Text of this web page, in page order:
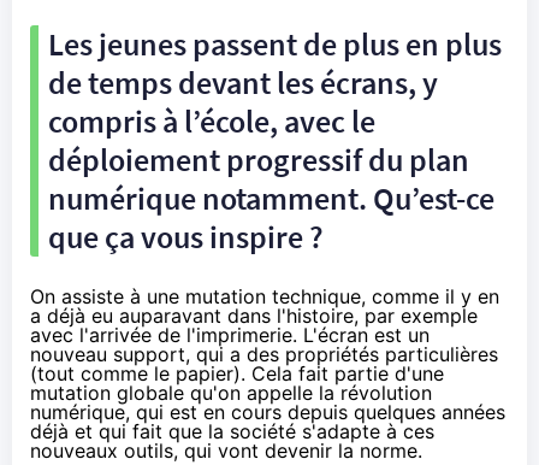
Les jeunes passent de plus en plus
de temps devant les écrans, y
compris à l’école, avec le
déploiement progressif du plan
numérique notamment. Qu’est-ce
que ça vous inspire ?
On assiste à une mutation technique, comme il y en
a déjà eu auparavant dans l'histoire, par exemple
avec l'arrivée de l'imprimerie. L'écran est un
nouveau support, qui a des propriétés particulières
(tout comme le papier). Cela fait partie d'une
mutation globale qu'on appelle la révolution
numérique, qui est en cours depuis quelques années
déjà et qui fait que la société s'adapte à ces
nouveaux outils, qui vont devenir la norme.